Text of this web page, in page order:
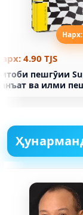
Нарх:
4.90 TJS
пешгӯии
ва илми